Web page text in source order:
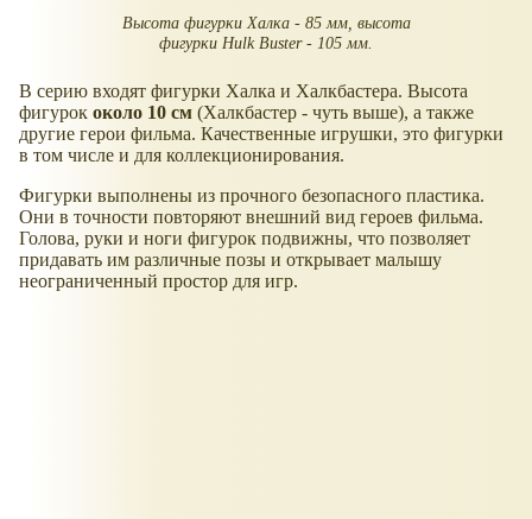
Высота фигурки Халка - 85 мм, высота
фигурки Hulk Buster - 105 мм.
В серию входят фигурки Халка и Халкбастера. Высота
фигурок около 10 см (Халкбастер - чуть выше), а также
другие герои фильма. Качественные игрушки, это фигурки
в том числе и для коллекционирования.
Фигурки выполнены из прочного безопасного пластика.
Они в точности повторяют внешний вид героев фильма.
Голова, руки и ноги фигурок подвижны, что позволяет
придавать им различные позы и открывает малышу
неограниченный простор для игр.